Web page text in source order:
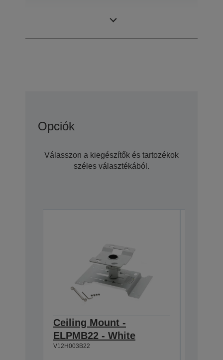
Opciók
Válasszon a kiegészítők és tartozékok
széles választékából.
Ceiling Mount -
ELPMB22 - White
V12H003B22